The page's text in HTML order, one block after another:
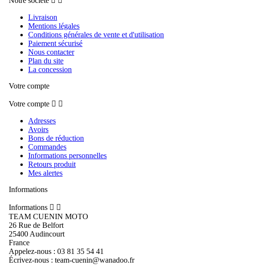
Livraison
Mentions légales
Conditions générales de vente et d'utilisation
Paiement sécurisé
Nous contacter
Plan du site
La concession
Votre compte
Votre compte  
Adresses
Avoirs
Bons de réduction
Commandes
Informations personnelles
Retours produit
Mes alertes
Informations
Informations  
TEAM CUENIN MOTO
26 Rue de Belfort
25400 Audincourt
France
Appelez-nous : 03 81 35 54 41
Écrivez-nous : team-cuenin@wanadoo.fr